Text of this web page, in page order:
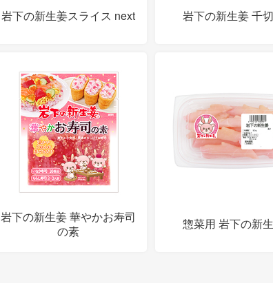
岩下の新生姜スライス next 岩下の新生姜 千
岩下の新生姜 華やかお寿司
の素
惣菜用 岩下の新